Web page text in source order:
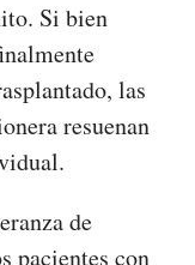
Si bien
las
resuenan
de
pacientes con